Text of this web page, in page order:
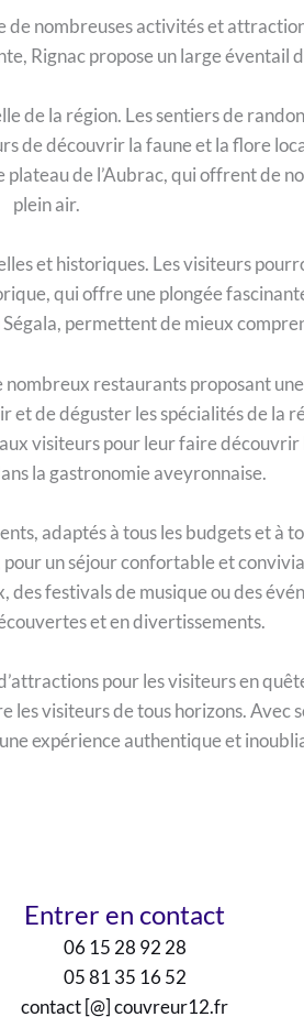
nombreuses activités et
Rignac propose un large éventail
de la région. Les sentiers de
découvrir la faune et la flore
de l’Aubrac, qui offrent de
plein air.
et historiques. Les visiteurs
qui offre une plongée
permettent de mieux
restaurants proposant
de déguster les spécialités de la
visiteurs pour leur faire
la gastronomie aveyronnaise.
adaptés à tous les budgets et à
un séjour confortable et
des festivals de musique ou des
et en divertissements.
pour les visiteurs en
les visiteurs de tous horizons.
expérience authentique et
Entrer en contact
06 15 28 92 28
05 81 35 16 52
contact [@] couvreur12.fr